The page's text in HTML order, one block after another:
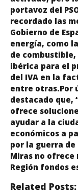
portavoz del
recordado las
Gobierno de
energía, como
de combustible,
ibérica para el
del IVA en la
entre otras.Por
destacado que,
ofrece
ayudar a la
económicos a
por la guerra de
Miras no ofrece
Región fondos
Related Posts: